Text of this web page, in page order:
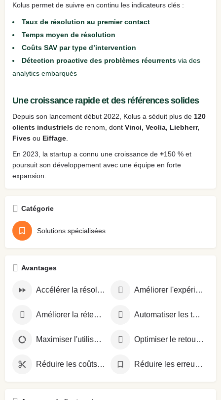
Kolus permet de suivre en continu les indicateurs clés :
Taux de résolution au premier contact
Temps moyen de résolution
Coûts SAV par type d’intervention
Détection proactive des problèmes récurrents via des
analytics embarqués
Une croissance rapide et des références solides
Depuis son lancement début 2022, Kolus a séduit plus de 120
clients industriels de renom, dont Vinci, Veolia, Liebherr,
Fives ou Eiffage
En 2023, la startup a connu une croissance de +150 % et
poursuit son développement avec une équipe en forte
expansion.
Catégorie
Solutions spécialisées
Avantages
Accélérer la résolution des problèmes Améliorer l'expérience client
Améliorer la rétention client Automatiser les tâches répétitives
Maximiser l'utilisation des ressources Optimiser le retour sur investissement
Réduire les coûts opérationnels Réduire les erreurs opérationnelles